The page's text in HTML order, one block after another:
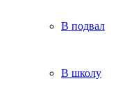
В подвал
В школу